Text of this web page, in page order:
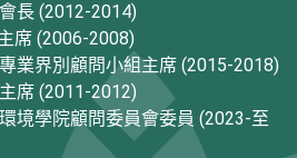
長 (2012-2014)
席 (2006-2008)
業界別顧問小組主席 (2015-2018)
席 (2011-2012)
境學院顧問委員會委員 (2023-至